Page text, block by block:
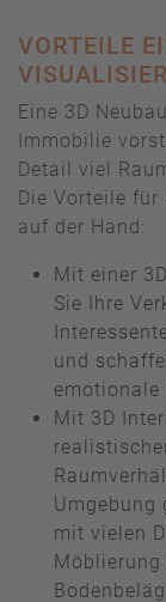
VORTEILE
Eine 3D
Immobilie
Detail viel
Die Vorteile für
auf der Hand:
Mit einer
Sie Ihre
und
Mit 3D
Umgebung
mit vielen